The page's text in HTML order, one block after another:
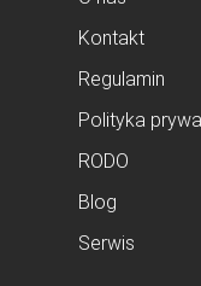
Kontakt
Regulamin
Polityka
RODO
Blog
Serwis